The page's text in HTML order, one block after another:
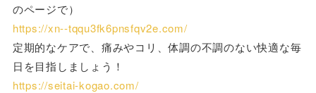
のページで）
https://xn--tqqu3fk6pnsfqv2e.com/
定期的なケアで、痛みやコリ、体調の不調のない快適な毎
日を目指しましょう！
https://seitai-kogao.com/